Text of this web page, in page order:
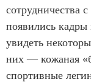
сотрудничества
появились
увидеть
них — кожаная
спортивные